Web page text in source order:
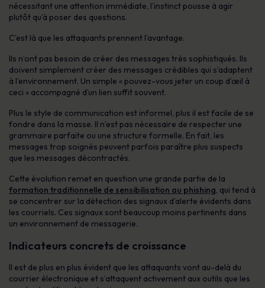
nécessitant une attention immédiate, l’instinct pousse à agir
plutôt qu’à poser des questions.
C’est là que les attaquants prennent l’avantage.
Ils n’ont pas besoin de créer des messages très sophistiqués. Ils
doivent simplement créer des messages crédibles qui s’adaptent
à l’environnement. Un simple « pouvez-vous jeter un coup d’œil à
ceci » accompagné d’un lien suffit souvent.
Plus le style de communication est informel, plus il est facile de se
fondre dans la masse. Il n’est pas nécessaire de respecter une
grammaire parfaite ou une structure formelle. En fait, les
messages trop soignés peuvent parfois paraître plus suspects
que les messages décontractés.
Cette évolution remet en question une grande partie de la
formation traditionnelle de sensibilisation au phishing, qui tend à
se concentrer sur la détection des signaux d’alerte évidents dans
les courriels. Ces signaux sont beaucoup moins pertinents dans
un environnement de messagerie.
Indicateurs concrets de croissance
Il est de plus en plus évident que les attaquants vont au-delà du
courrier électronique et s’attaquent activement aux outils que les